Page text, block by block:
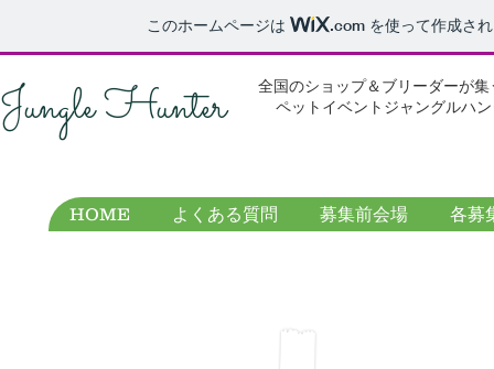
このホームページは .com を使って作成さ
Jungle Hunter
全国のショップ＆ブリーダーが
ペットイベントジャングルハ
HOME よくある質問 募集前会場 各募